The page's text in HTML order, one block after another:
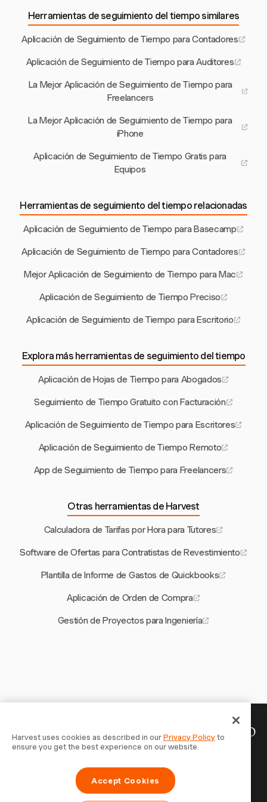
Herramientas de seguimiento del tiempo similares
Aplicación de Seguimiento de Tiempo para Contadores
Aplicación de Seguimiento de Tiempo para Auditores
La Mejor Aplicación de Seguimiento de Tiempo para
Freelancers
La Mejor Aplicación de Seguimiento de Tiempo para
iPhone
Aplicación de Seguimiento de Tiempo Gratis para
Equipos
Herramientas de seguimiento del tiempo relacionadas
Aplicación de Seguimiento de Tiempo para Basecamp
Aplicación de Seguimiento de Tiempo para Contadores
Mejor Aplicación de Seguimiento de Tiempo para Mac
Aplicación de Seguimiento de Tiempo Preciso
Aplicación de Seguimiento de Tiempo para Escritorio
Explora más herramientas de seguimiento del tiempo
Aplicación de Hojas de Tiempo para Abogados
Seguimiento de Tiempo Gratuito con Facturación
Aplicación de Seguimiento de Tiempo para Escritores
Aplicación de Seguimiento de Tiempo Remoto
App de Seguimiento de Tiempo para Freelancers
Otras herramientas de Harvest
Calculadora de Tarifas por Hora para Tutores
Software de Ofertas para Contratistas de Revestimiento
Plantilla de Informe de Gastos de Quickbooks
Aplicación de Orden de Compra
Gestión de Proyectos para Ingeniería
Tu tiempo merece ser registrado
— empieza ahora
Únete a más de 70.000 empresas que registran tiempo,
facturan a clientes y cobran más rápido con Harvest.
Harvest uses cookies as described in ourPrivacy Policyto
ensure you get the best experience on our website.
Accept Cookies